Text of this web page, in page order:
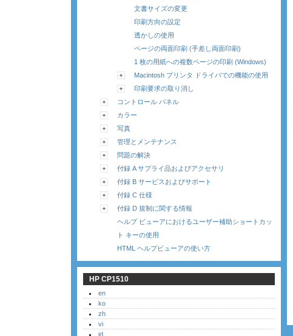
文書サイズの変更
印刷方向の設定
透かしの使用
ページの両面印刷 (手差し両面印刷)
1 枚の用紙への複数ページの印刷 (Windows)
Macintosh プリンタ ドライバでの機能の使用
印刷要求の取り消し
コントロール パネル
カラー
写真
管理とメンテナンス
問題の解決
付録 A サプライ品およびアクセサリ
付録 B サービスおよびサポート
付録 C 仕様
付録 D 規制に関する情報
ヘルプ ビューアにおけるユーザー補助ショートカッ
ト キーの使用
HTML ヘルプビューアの使い方
HP CP1510
en
ko
zh
vi
id